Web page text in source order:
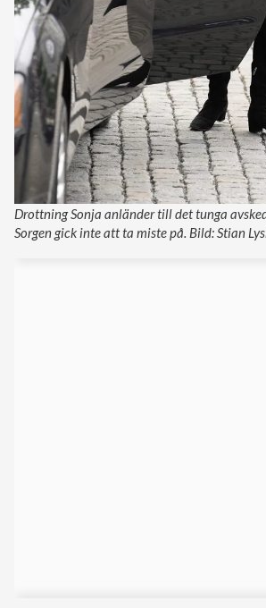
Drottning Sonja anländer till det tunga
Sorgen gick inte att ta miste på. Bild: Stian